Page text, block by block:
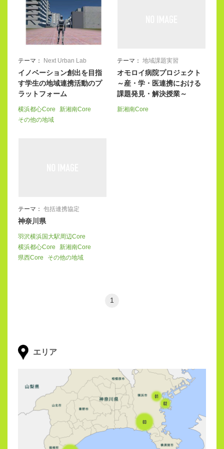
テーマ： Next Urban Lab
イノベーション創出を目指
す学生の地域連携活動のプ
ラットフォーム
横浜都心Core
新湘南Core
その他の地域
テーマ：地域課題実習
オモロイ病院プロジェクト
～産・学・医連携における
課題発見・解決授業～
新湘南Core
テーマ： 包括連携協定
神奈川県
羽沢横浜国大駅周辺Core
横浜都心Core
新湘南Core
県西Core
その他の地域
1
エリア